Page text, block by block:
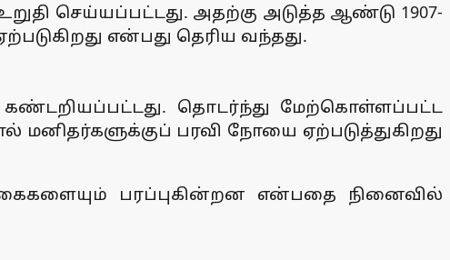
செய்யப்பட்டது. அதற்கு அடுத்த ஆண்டு 1907-
என்பது தெரிய வந்தது.
கண்டறியப்பட்டது. தொடர்ந்து மேற்கொள்ளப்பட்ட
பரவி நோயை ஏற்படுத்துகிறது
பரப்புகின்றன என்பதை நினைவில்